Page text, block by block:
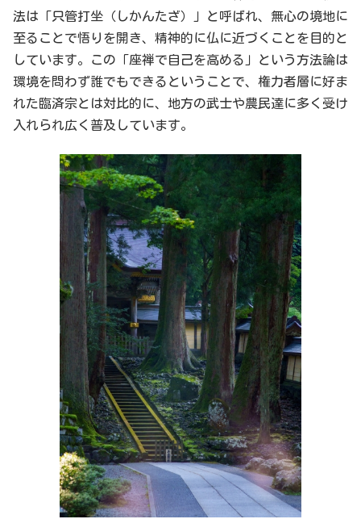
法は「只管打坐（しかんたざ）」と呼ばれ、無心の境地に
至ることで悟りを開き、精神的に仏に近づくことを目的と
しています。この「座禅で自己を高める」という方法論は
環境を問わず誰でもできるということで、権力者層に好ま
れた臨済宗とは対比的に、地方の武士や農民達に多く受け
入れられ広く普及しています。